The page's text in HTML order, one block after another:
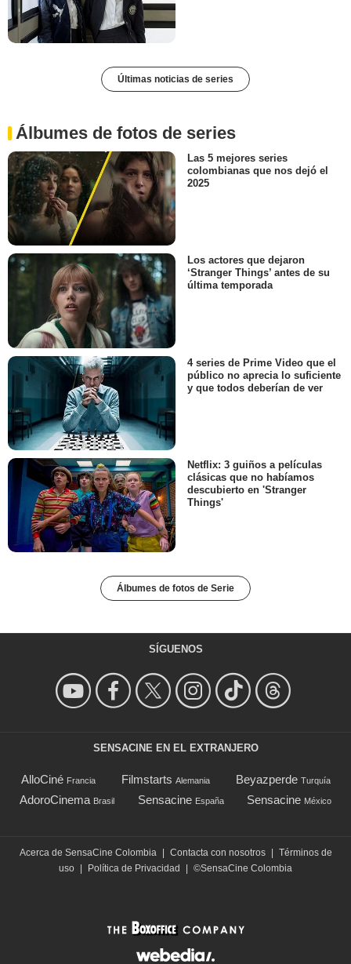
Últimas noticias de series
Álbumes de fotos de series
Las 5 mejores series
colombianas que nos dejó el
2025
Los actores que dejaron
‘Stranger Things’ antes de su
última temporada
4 series de Prime Video que el
público no aprecia lo suficiente
y que todos deberían de ver
Netflix: 3 guiños a películas
clásicas que no habíamos
descubierto en 'Stranger
Things'
Álbumes de fotos de Serie
SÍGUENOS
SENSACINE EN EL EXTRANJERO
AlloCiné Francia Filmstarts Alemania Beyazperde Turquía
AdoroCinema Brasil Sensacine España Sensacine México
Acerca de SensaCine Colombia Contacta con nosotros
Términos de
uso
Política de Privacidad ©SensaCine Colombia